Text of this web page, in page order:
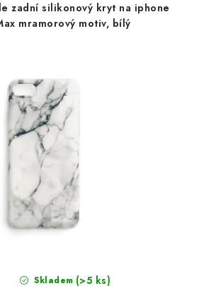
zadní silikonový kryt na iphone
mramorový motiv, bílý
Skladem (>5 ks)